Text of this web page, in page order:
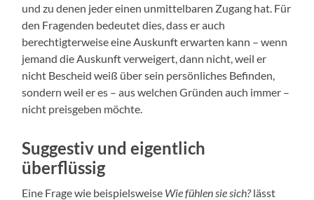
und zu denen jeder einen unmittelbaren Zugang hat. Für
den Fragenden bedeutet dies, dass er auch
berechtigterweise eine Auskunft erwarten kann – wenn
jemand die Auskunft verweigert, dann nicht, weil er
nicht Bescheid weiß über sein persönliches Befinden,
sondern weil er es – aus welchen Gründen auch immer –
nicht preisgeben möchte.
Suggestiv und eigentlich
überflüssig
Eine Frage wie beispielsweise Wie fühlen sie sich?lässt